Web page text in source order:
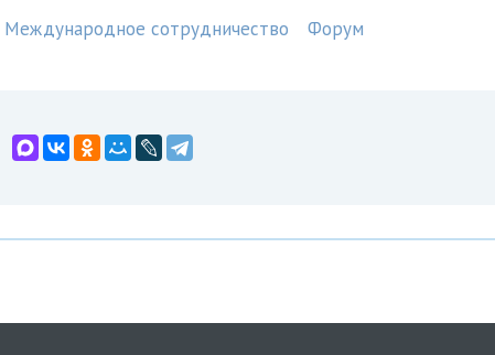
Международное сотрудничество Форум